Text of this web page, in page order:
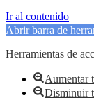
Ir al contenido
Abrir barra de
Herramientas de
Aumentar
Disminuir